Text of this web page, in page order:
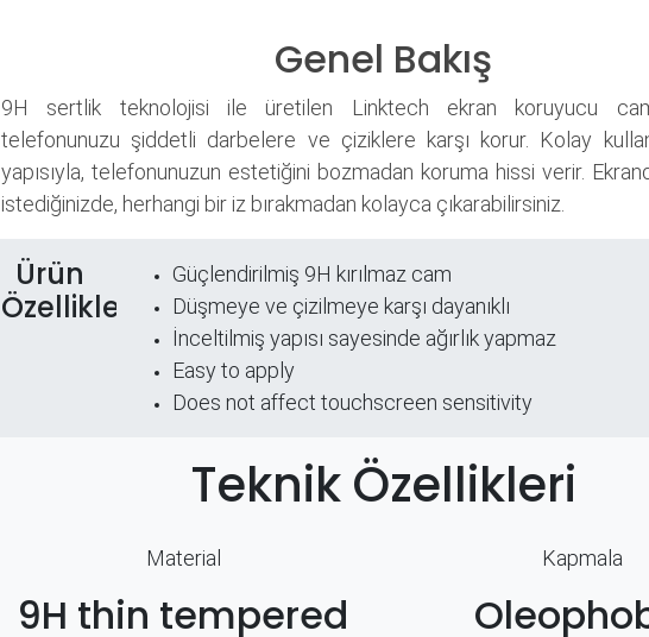
Genel Bakış
9H sertlik teknolojisi ile üretilen Linktech ekran koruyucu
telefonunuzu şiddetli darbelere ve çiziklere karşı korur. Kolay
yapısıyla, telefonunuzun estetiğini bozmadan koruma hissi verir.
istediğinizde, herhangi bir iz bırakmadan kolayca çıkarabilirsiniz.
Ürün
Özellikleri
Güçlendirilmiş 9H kırılmaz cam
Düşmeye ve çizilmeye karşı dayanıklı
İnceltilmiş yapısı sayesinde ağırlık yapmaz
Easy to apply
Does not affect touchscreen sensitivity
Teknik Özellikleri
Material
9H thin tempered
Kapmala